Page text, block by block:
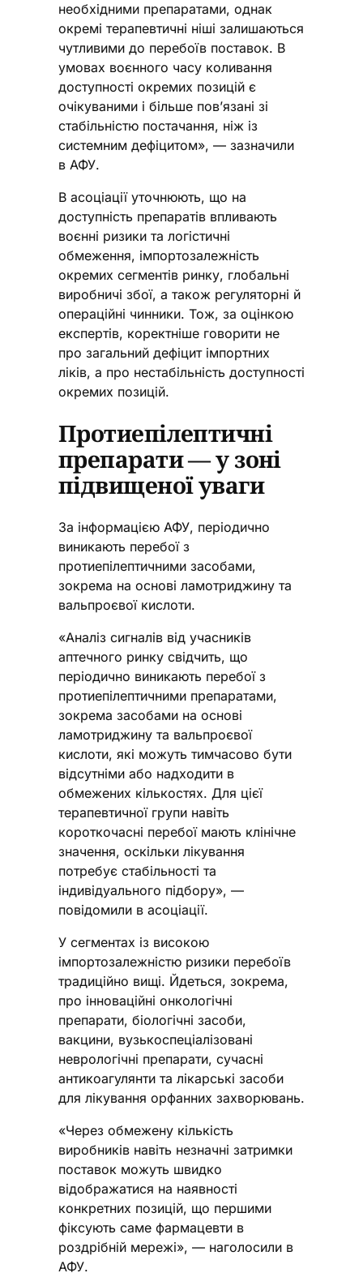
необхідними препаратами, однак
окремі терапевтичні ніші залишаються
чутливими до перебоїв поставок. В
умовах воєнного часу коливання
доступності окремих позицій є
очікуваними і більше пов’язані зі
стабільністю постачання, ніж із
системним дефіцитом», — зазначили
в АФУ.
В асоціації уточнюють, що на
доступність препаратів впливають
воєнні ризики та логістичні
обмеження, імпортозалежність
окремих сегментів ринку, глобальні
виробничі збої, а також регуляторні й
операційні чинники. Тож, за оцінкою
експертів, коректніше говорити не
про загальний дефіцит імпортних
ліків, а про нестабільність доступності
окремих позицій.
Протиепілептичні
препарати — у зоні
підвищеної уваги
За інформацією АФУ, періодично
виникають перебої з
протиепілептичними засобами,
зокрема на основі ламотриджину та
вальпроєвої кислоти.
«Аналіз сигналів від учасників
аптечного ринку свідчить, що
періодично виникають перебої з
протиепілептичними препаратами,
зокрема засобами на основі
ламотриджину та вальпроєвої
кислоти, які можуть тимчасово бути
відсутніми або надходити в
обмежених кількостях. Для цієї
терапевтичної групи навіть
короткочасні перебої мають клінічне
значення, оскільки лікування
потребує стабільності та
індивідуального підбору», —
повідомили в асоціації.
У сегментах із високою
імпортозалежністю ризики перебоїв
традиційно вищі. Йдеться, зокрема,
про інноваційні онкологічні
препарати, біологічні засоби,
вакцини, вузькоспеціалізовані
неврологічні препарати, сучасні
антикоагулянти та лікарські засоби
для лікування орфанних захворювань.
«Через обмежену кількість
виробників навіть незначні затримки
поставок можуть швидко
відображатися на наявності
конкретних позицій, що першими
фіксують саме фармацевти в
роздрібній мережі», — наголосили в
АФУ.